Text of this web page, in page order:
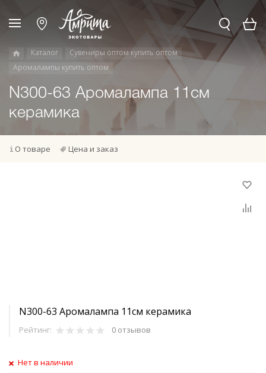
Каталог
Сувениры оптом купить оптом
Аромалампы купить оптом
N300-63 Аромалампа 11см
керамика
О товаре Цена и заказ
N300-63 Аромалампа 11см керамика
Рейтинг: 0 отзывов
Нет в наличии